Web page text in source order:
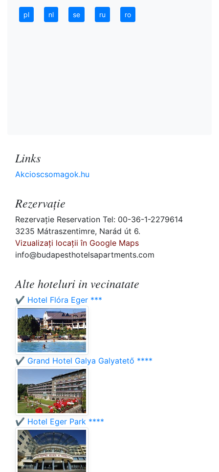
pl nl se ru ro
Links
Akcioscsomagok.hu
Rezervaţie
Rezervaţie Reservation Tel: 00-36-1-2279614
3235 Mátraszentimre, Narád út 6.
Vizualizați locații în Google Maps
info@budapesthotelsapartments.com
Alte hoteluri in vecinatate
✔️ Hotel Flóra Eger ***
✔️ Grand Hotel Galya Galyatető ****
✔️ Hotel Eger Park ****